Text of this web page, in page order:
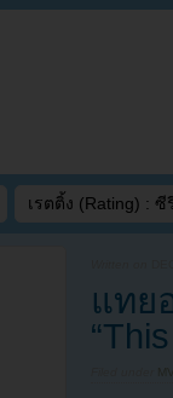
เรตติ้ง (Rating) : ซี
แทย